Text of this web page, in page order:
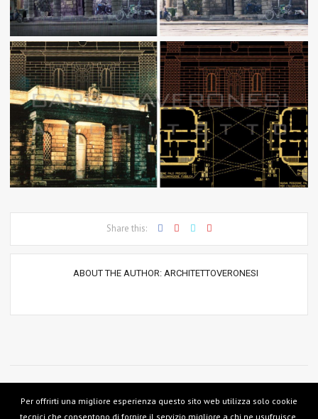
Share this:
ABOUT THE AUTHOR: ARCHITETTOVERONESI
Per offrirti una migliore esperienza questo sito web utilizza solo cookie
tecnici che consentono di fornire il servizio migliore a chi ne usufruisce.